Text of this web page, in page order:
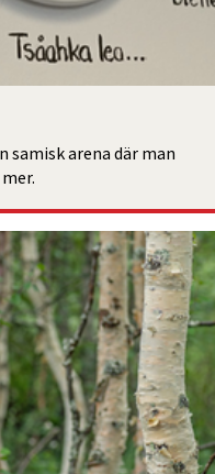
samisk arena där man